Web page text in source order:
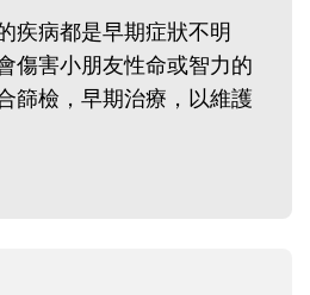
疾病都是早期症狀不明
傷害小朋友性命或智力的
篩檢，早期治療，以維護